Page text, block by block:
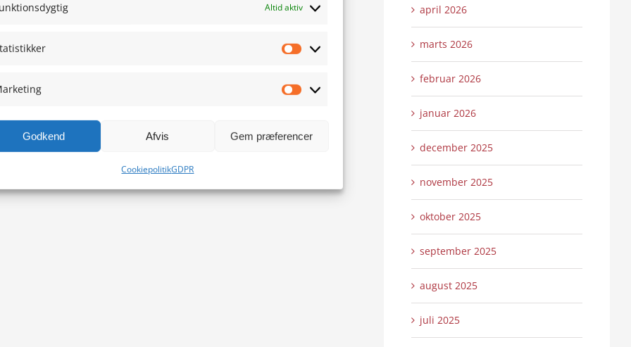
Altid aktiv
Godkend Afvis Gem præferencer
CookiepolitikGDPR
april 2026
marts 2026
februar 2026
januar 2026
december 2025
november 2025
oktober 2025
september 2025
august 2025
juli 2025